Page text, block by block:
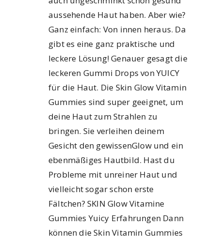
aussehende Haut haben. Aber wie?
Ganz einfach: Von innen heraus. Da
gibt es eine ganz praktische und
leckere Lösung! Genauer gesagt die
leckeren Gummi Drops von YUICY
für die Haut. Die Skin Glow Vitamin
Gummies sind super geeignet, um
deine Haut zum Strahlen zu
bringen. Sie verleihen deinem
Gesicht den gewissenGlow und ein
ebenmäßiges Hautbild. Hast du
Probleme mit unreiner Haut und
vielleicht sogar schon erste
Fältchen? SKIN Glow Vitamine
Gummies Yuicy Erfahrungen Dann
können die Skin Vitamin Gummies